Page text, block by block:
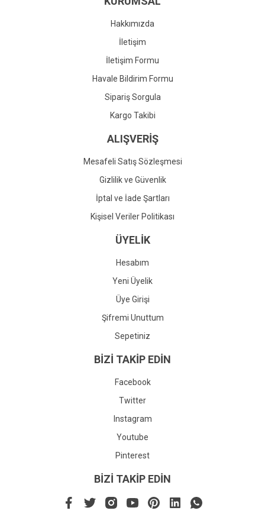
Gönder
Hakkımızda
İletişim
İletişim Formu
Havale Bildirim Formu
Sipariş Sorgula
Kargo Takibi
ALIŞVERİŞ
Mesafeli Satış Sözleşmesi
Gizlilik ve Güvenlik
İptal ve İade Şartları
Kişisel Veriler Politikası
ÜYELİK
Hesabım
Yeni Üyelik
Üye Girişi
Şifremi Unuttum
Sepetiniz
BİZİ TAKİP EDİN
Facebook
Twitter
Instagram
Youtube
Pinterest
BİZİ TAKİP EDİN